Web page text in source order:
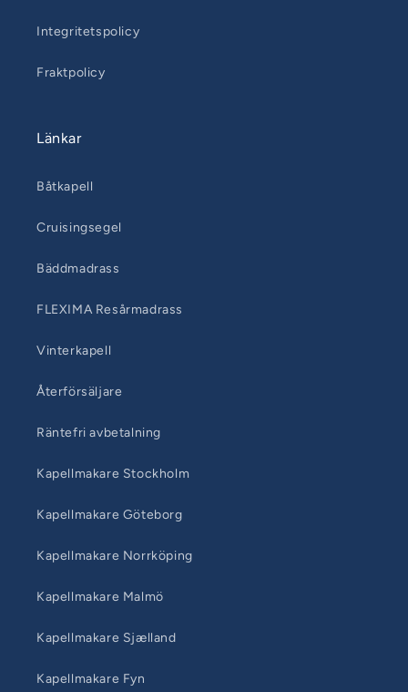
Integritetspolicy
Fraktpolicy
Länkar
Båtkapell
Cruisingsegel
Bäddmadrass
FLEXIMA Resårmadrass
Vinterkapell
Återförsäljare
Räntefri avbetalning
Kapellmakare Stockholm
Kapellmakare Göteborg
Kapellmakare Norrköping
Kapellmakare Malmö
Kapellmakare Sjælland
Kapellmakare Fyn